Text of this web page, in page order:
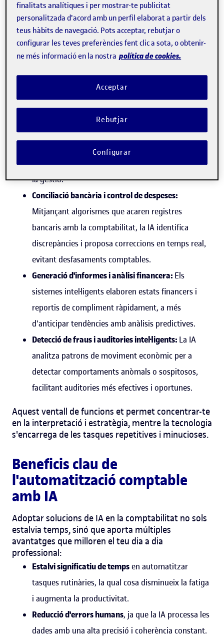
Quines tasques comptables
pot assumir la intel·ligència
artificial?
fent més senzill i segur el treball del professional.
Algunes de les seves aplicacions més destacades
són:
Facturació electrònica i registre automàtic:
escaneja, processa i extreu dades de factures,
generant automàticament els assentaments
comptables. Això redueix errors manuals i accelera
la gestió.
Conciliació bancària i control de despeses:
Mitjançant algorismes que acaren registres
bancaris amb la comptabilitat, la IA identifica
discrepàncies i proposa correccions en temps real,
evitant desfasaments comptables.
Generació d'informes i anàlisi financera: Els
sistemes intel·ligents elaboren estats financers i
reportis de compliment ràpidament, a més
d'anticipar tendències amb anàlisis predictives.
Detecció de fraus i auditories intel·ligents: La IA
analitza patrons de moviment econòmic per a
detectar comportaments anòmals o sospitosos,
facilitant auditories més efectives i oportunes.
Aquest ventall de funcions et permet concentrar-te
en la interpretació i estratègia, mentre la tecnologia
s'encarrega de les tasques repetitives i minucioses.
Beneficis clau de
l'automatització comptable
amb IA
Adoptar solucions de IA en la comptabilitat no sols
estalvia temps, sinó que aporta múltiples
avantatges que milloren el teu dia a dia
professional:
Estalvi significatiu de tempsen automatitzar
tasques rutinàries, la qual cosa disminueix la fatiga
i augmenta la productivitat.
Reducció d'errors humans, ja que la IA processa les
dades amb una alta precisió i coherència constant.
finalitats analítiques i per mostrar-te publicitat
personalitzada d'acord amb un perfil elaborat a partir dels
teus hàbits de navegació. Pots acceptar, rebutjar o
configurar les teves preferències fent clic a sota, o obtenir-
ne més informació en la nostra política de cookies.
Rebutjar
Acceptar
Configurar